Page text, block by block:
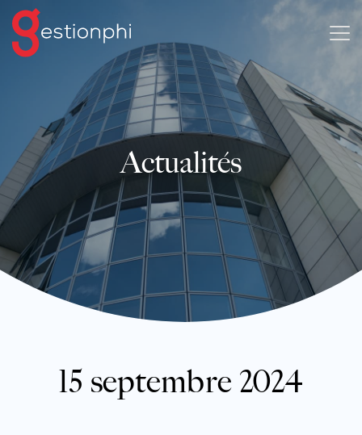
Actualités
15 septembre 2024